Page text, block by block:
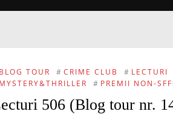
BLOG TOUR # CRIME CLUB # LECTURI
MYSTERY&THRILLER # PREMII NON-
506 (Blog tour nr.